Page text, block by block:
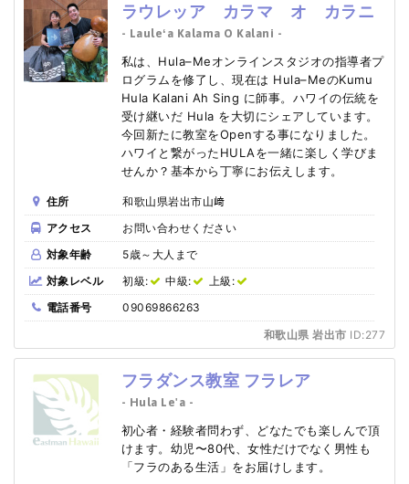
ラウレッア カラマ オ カラニ
- Lauleʻa Kalama O Kalani -
私は、Hula–Meオンラインスタジオの指導者プ
ログラムを修了し、現在は Hula–MeのKumu
Hula Kalani Ah Sing に師事。ハワイの伝統を
受け継いだ Hula を大切にシェアしています。
今回新たに教室をOpenする事になりました。
ハワイと繋がったHULAを一緒に楽しく学びま
せんか？基本から丁寧にお伝えします。
住所
和歌山県岩出市山﨑
アクセス
お問い合わせください
対象年齢
5歳～大人まで
対象レベル
初級: 中級:
上級:
電話番号
09069866263
和歌山県 岩出市 ID:277
フラダンス教室 フラレア
- Hula Le'a -
初心者・経験者問わず、どなたでも楽しんで頂
けます。幼児〜80代、女性だけでなく男性も
「フラのある生活」をお届けします。